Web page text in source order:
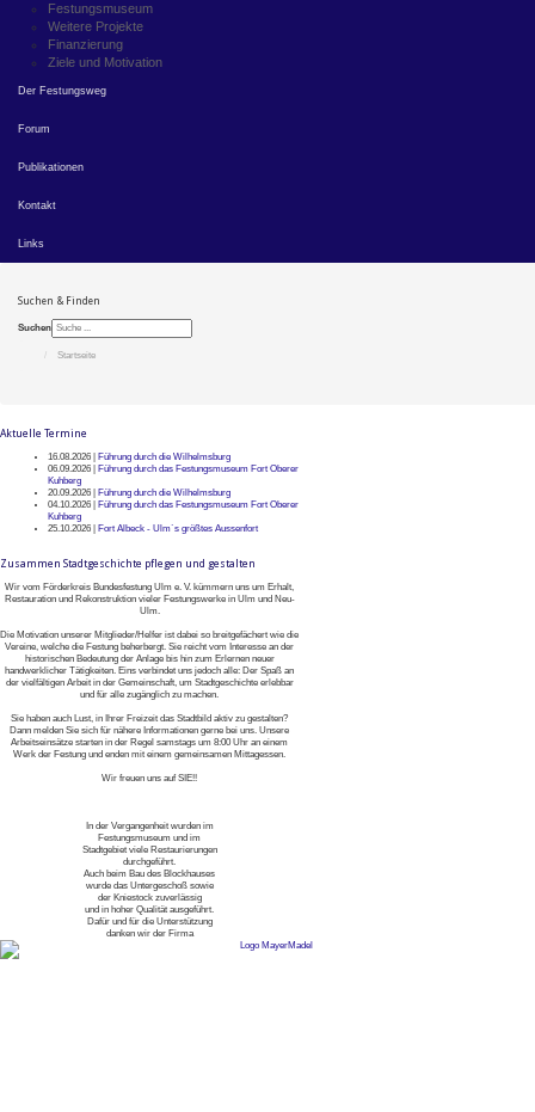
Festungsmuseum
Weitere Projekte
Finanzierung
Ziele und Motivation
Der Festungsweg
Forum
Publikationen
Kontakt
Links
Suchen & Finden
Suchen
Startseite
Aktuelle Termine
16.08.2026 |
Führung durch die Wilhelmsburg
06.09.2026 |
Führung durch das Festungsmuseum Fort Oberer
Kuhberg
20.09.2026 |
Führung durch die Wilhelmsburg
04.10.2026 |
Führung durch das Festungsmuseum Fort Oberer
Kuhberg
25.10.2026 |
Fort Albeck - Ulm`s größtes Aussenfort
Zusammen Stadtgeschichte pflegen und gestalten
Wir vom Förderkreis Bundesfestung Ulm e. V. kümmern uns um Erhalt,
Restauration und Rekonstruktion vieler Festungswerke in Ulm und Neu-
Ulm.
Die Motivation unserer Mitglieder/Helfer ist dabei so breitgefächert wie die
Vereine, welche die Festung beherbergt. Sie reicht vom Interesse an der
historischen Bedeutung der Anlage bis hin zum Erlernen neuer
handwerklicher Tätigkeiten. Eins verbindet uns jedoch alle: Der Spaß an
der vielfältigen Arbeit in der Gemeinschaft, um Stadtgeschichte erlebbar
und für alle zugänglich zu machen.
Sie haben auch Lust, in Ihrer Freizeit das Stadtbild aktiv zu gestalten?
Dann melden Sie sich für nähere Informationen gerne bei uns. Unsere
Arbeitseinsätze starten in der Regel samstags um 8:00 Uhr an einem
Werk der Festung und enden mit einem gemeinsamen Mittagessen.
Wir freuen uns auf SIE!!
In der Vergangenheit wurden im
Festungsmuseum und im
Stadtgebiet viele Restaurierungen
durchgeführt.
Auch beim Bau des Blockhauses
wurde das Untergeschoß sowie
der Kniestock zuverlässig
und in hoher Qualität ausgeführt.
Dafür und für die Unterstützung
danken wir der Firma